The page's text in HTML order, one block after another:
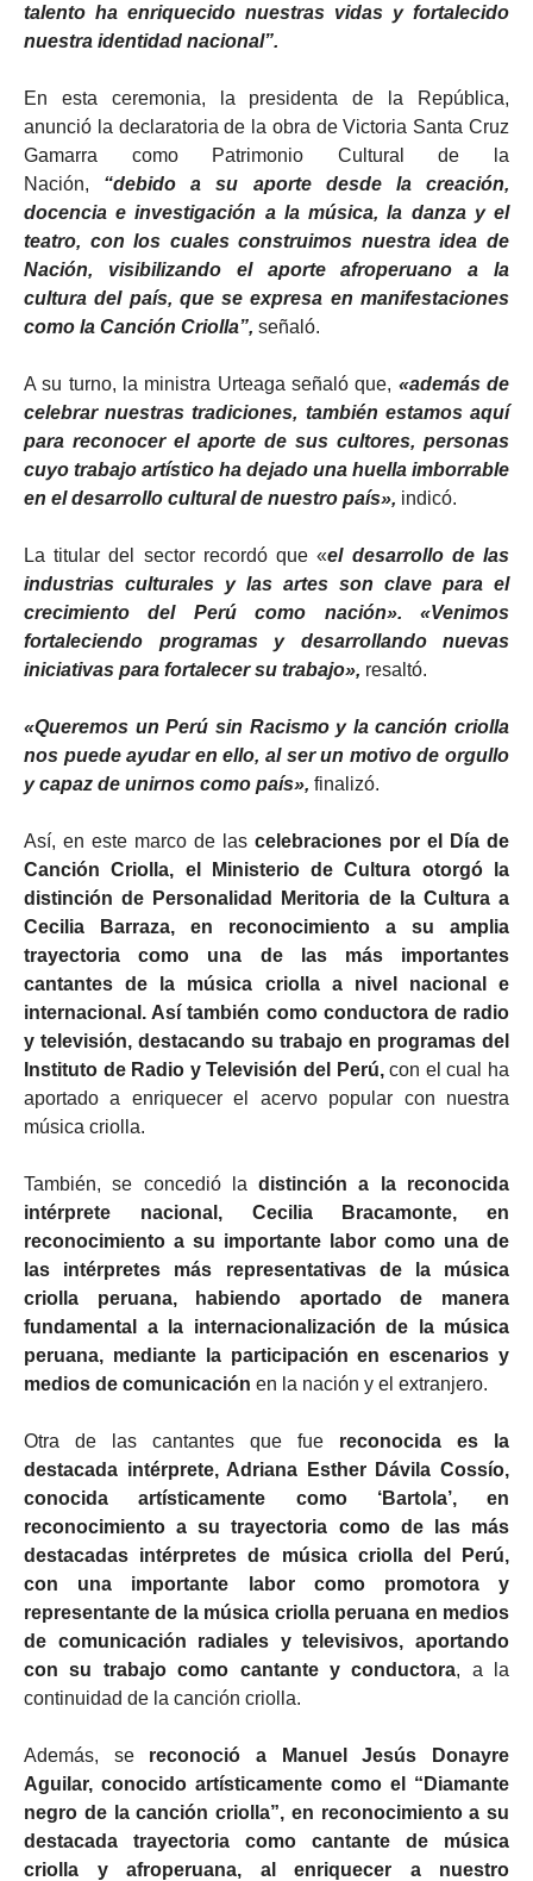
talento ha enriquecido nuestras vidas y fortalecido
nuestra identidad nacional”.
En esta ceremonia, la presidenta de la República,
anunció la declaratoria de la obra de Victoria Santa Cruz
Gamarra como Patrimonio Cultural de la
Nación, “debido a su aporte desde la creación,
docencia e investigación a la música, la danza y el
teatro, con los cuales construimos nuestra idea de
Nación, visibilizando el aporte afroperuano a la
cultura del país, que se expresa en manifestaciones
como la Canción Criolla”, señaló.
A su turno, la ministra Urteaga señaló que, «además de
celebrar nuestras tradiciones, también estamos aquí
para reconocer el aporte de sus cultores, personas
cuyo trabajo artístico ha dejado una huella imborrable
en el desarrollo cultural de nuestro país», indicó.
La titular del sector recordó que «el desarrollo de las
industrias culturales y las artes son clave para el
crecimiento del Perú como nación». «Venimos
fortaleciendo programas y desarrollando nuevas
iniciativas para fortalecer su trabajo», resaltó.
«Queremos un Perú sin Racismo y la canción criolla
nos puede ayudar en ello, al ser un motivo de orgullo
y capaz de unirnos como país», finalizó.
Así, en este marco de las celebraciones por el Día de
Canción Criolla, el Ministerio de Cultura otorgó la
distinción de Personalidad Meritoria de la Cultura a
Cecilia Barraza, en reconocimiento a su amplia
trayectoria como una de las más importantes
cantantes de la música criolla a nivel nacional e
internacional. Así también como conductora de radio
y televisión, destacando su trabajo en programas del
Instituto de Radio y Televisión del Perú,con el cual ha
aportado a enriquecer el acervo popular con nuestra
música criolla.
También, se concedió ladistinción a la reconocida
intérprete nacional, Cecilia Bracamonte, en
reconocimiento a su importante labor como una de
las intérpretes más representativas de la música
criolla peruana, habiendo aportado de manera
fundamental a la internacionalización de la música
peruana, mediante la participación en escenarios y
medios de comunicación en la nación y el extranjero.
Otra de las cantantes que fue reconocida es la
destacada intérprete, Adriana Esther Dávila Cossío,
conocida artísticamente como ‘Bartola’, en
reconocimiento a su trayectoria como de las más
destacadas intérpretes de música criolla del Perú,
con una importante labor como promotora y
representante de la música criolla peruana en medios
de comunicación radiales y televisivos, aportando
con su trabajo como cantante y conductora, a la
continuidad de la canción criolla.
Además, sereconoció a Manuel Jesús Donayre
Aguilar, conocido artísticamente como el “Diamante
negro de la canción criolla”, en reconocimiento a su
destacada trayectoria como cantante de música
criolla y afroperuana, al enriquecer a nuestro